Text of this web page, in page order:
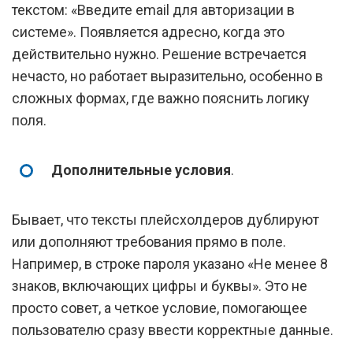
текстом: «Введите email для авторизации в
системе». Появляется адресно, когда это
действительно нужно. Решение встречается
нечасто, но работает выразительно, особенно в
сложных формах, где важно пояснить логику
поля.
Дополнительные условия.
Бывает, что тексты плейсхолдеров дублируют
или дополняют требования прямо в поле.
Например, в строке пароля указано «Не менее 8
знаков, включающих цифры и буквы». Это не
просто совет, а четкое условие, помогающее
пользователю сразу ввести корректные данные.